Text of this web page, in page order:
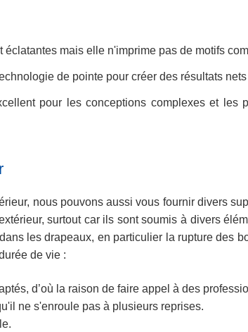
éclatantes mais elle n'imprime pas de motifs
de pointe pour créer des résultats
pour les conceptions complexes et les
nous pouvons aussi vous fournir divers
surtout car ils sont soumis à divers
les drapeaux, en particulier la rupture des
de vie :
d’où la raison de faire appel à des
ne s'enroule pas à plusieurs reprises.